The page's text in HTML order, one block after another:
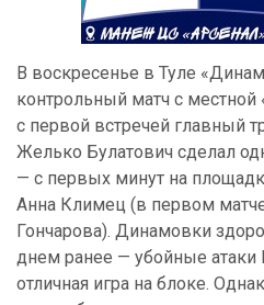
В воскресенье в Туле
контрольный матч с
с первой встречей главный
Желько Булатович сделал
— с первых минут на
Анна Климец (в первом
Гончарова). Динамовки
днем ранее — убойные атаки
отличная игра на блоке.